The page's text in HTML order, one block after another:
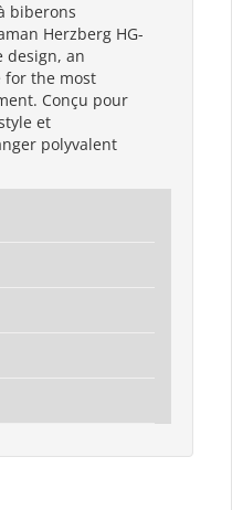
biberons
Herzberg HG-
design, an
for the most
Conçu pour
et
polyvalent